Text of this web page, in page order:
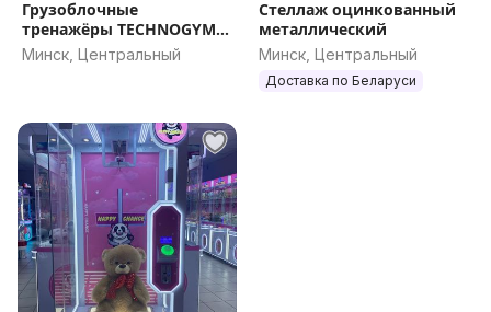
Грузоблочные
тренажёры TECHNOGYM
для залов
Минск, Центральный
Стеллаж оцинкованный
металлический
Минск, Центральный
Доставка по Беларуси